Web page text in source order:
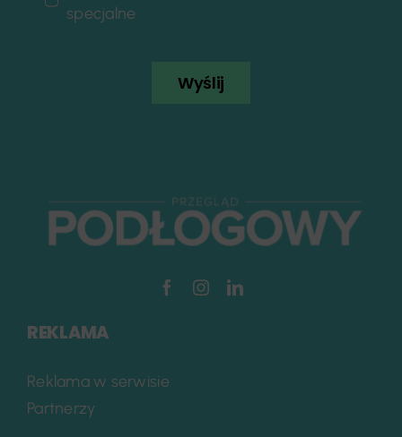
specjalne
Wyślij
REKLAMA
Reklama w serwisie
Partnerzy